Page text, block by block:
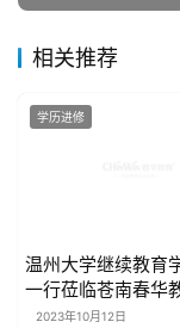
相关推荐
学历进修
温州大学继续教育
一行莅临苍南春华
研指导工作
2023年10月12日